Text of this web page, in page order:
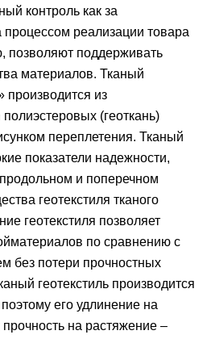
контроль как за
процессом реализации товара
позволяют поддерживать
материалов. Тканый
производится из
(геоткань)
переплетения. Тканый
показатели надежности,
и поперечном
геотекстиля тканого
геотекстиля позволяет
по сравнению с
без потери прочностных
геотекстиль производится
его удлинение на
на растяжение –